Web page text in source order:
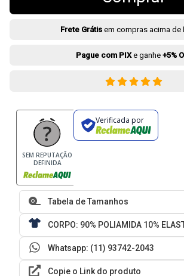
Frete Grátisem compras acima de
Pague com PIXe ganhe +5%
SEM REPUTAÇÃO
DEFINIDA
Verificada por
Tabela de Tamanhos
CORPO: 90% POLIAMIDA 10%
Whatsapp: (11) 93742-2043
Copie o Link do produto